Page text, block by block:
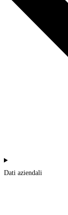
Dati aziendali